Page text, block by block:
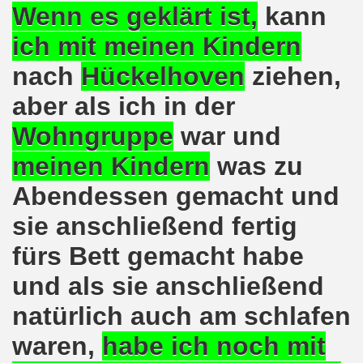
Wenn es geklärt ist, kann
ich mit meinen Kindern
nach Hückelhoven ziehen,
aber als ich in der
Wohngruppe war und
meinen Kindern was zu
Abendessen gemacht und
sie anschließend fertig
fürs Bett gemacht habe
und als sie anschließend
natürlich auch am schlafen
waren, habe ich noch mit
zur 13. Herbstdemonstration! Werdet selbst
Bewegung steht im Zeichen der Vorbereitung des
verheerende Wohnsitzauflage
Zukunftsprojekt Gelsenkirchener Montagsdemo-
erneut im Zeichen von
im Zeichen von länderübergreifendem
Bewegung mit breitem Spektrum der Themen
Bewegung mit Flüchtlingen und Migranten!
die Menschenrechte! Das Gelsenkirchener
Montagsdemo-Bewegung
des Sommercamps der Stadt Gelsenkirchen ist